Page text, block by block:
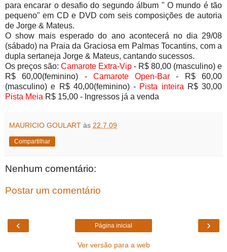
para encarar o desafio do segundo álbum " O mundo é tão
pequeno" em CD e DVD com seis composições de autoria
de Jorge & Mateus.
O show mais esperado do ano acontecerá no dia 29/08
(sábado) na Praia da Graciosa em Palmas Tocantins, com a
dupla sertaneja Jorge & Mateus, cantando sucessos.
Os preços são: Camarote Extra-Vip - R$ 80,00 (masculino) e
R$ 60,00(feminino) - Camarote Open-Bar - R$ 60,00
(masculino) e R$ 40,00(feminino) - Pista inteira R$ 30,00
Pista Meia R$ 15,00 - Ingressos já a venda
MAURICIO GOULART às 22.7.09
Compartilhar
Nenhum comentário:
Postar um comentário
‹ ›
Página inicial
Ver versão para a web